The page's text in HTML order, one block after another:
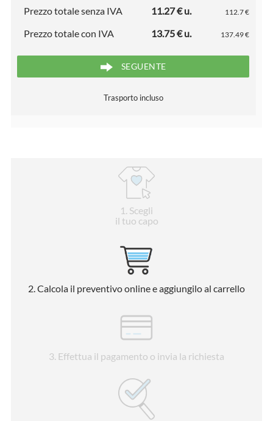
Prezzo totale senza IVA
11.27 € u. 112.7 €
Prezzo totale con IVA 13.75 € u. 137.49 €
SEGUENTE
Trasporto incluso
1 . Scegli
il tuo capo
2. Calcola il preventivo online e aggiungilo al carrello
3. Effettua il pagamento o invia la richiesta